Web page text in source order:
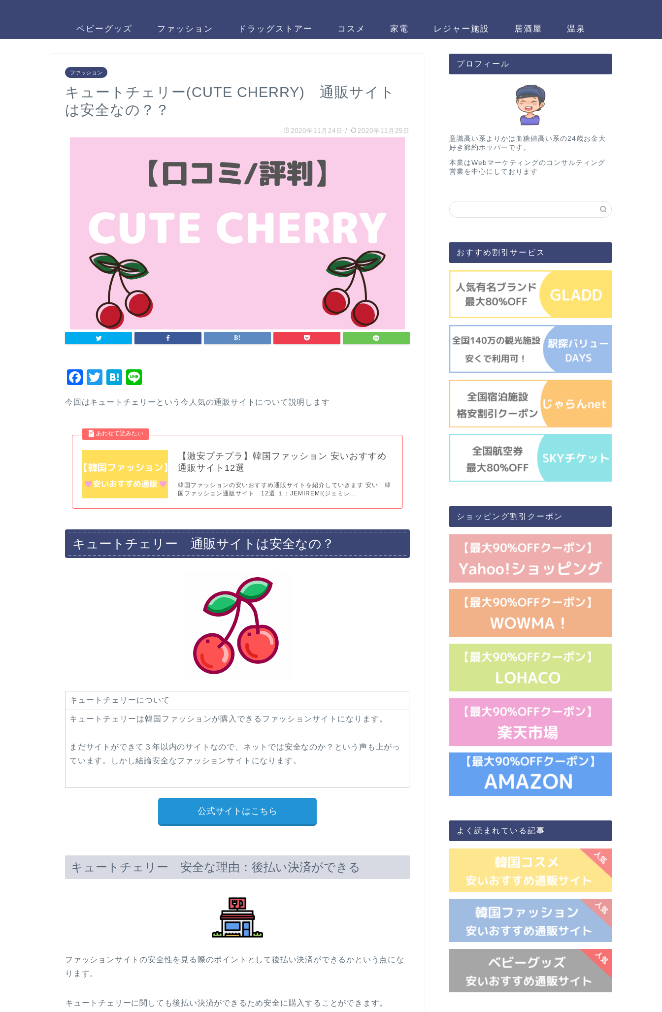
ベビーグッズ ファッション ドラッグストアー コスメ 家電 レジャー施設 居酒屋 温泉
ファッション
キュートチェリー(CUTE CHERRY) 通販サイト
は安全なの？？
2020年11月24日 / 2020年11月25日
F
c
e
b
o
o
k
T
tt
er
H
e
n
a
e
今回はキュートチェリーという今人気の通販サイトについて説明します
【激安プチプラ】韓国ファッション 安いおすすめ
通販サイト12選
韓国ファッションの安いおすすめ通販サイトを紹介していきます 安い 韓
国ファッション通販サイト 12選 １：JEMIREMI(ジェミレ...
キュートチェリー 通販サイトは安全なの？
キュートチェリーについて
キュートチェリーは韓国ファッションが購入できるファッションサイトになります。
まだサイトができて３年以内のサイトなので、ネットでは安全なのか？という声も上がっ
ています。しかし結論安全なファッションサイトになります。
公式サイトはこちら
キュートチェリー 安全な理由：後払い決済ができる
ファッションサイトの安全性を見る際のポイントとして後払い決済ができるかという点にな
ります。
キュートチェリーに関しても後払い決済ができるため安全に購入することができます。
プロフィール
意識高い系よりかは血糖値高い系の24歳お金大
好き節約ホッパーです。
本業はWebマーケティングのコンサルティング
営業を中心にしております
おすすめ割引サービス
ショッピング割引クーポン
よく読まれている記事